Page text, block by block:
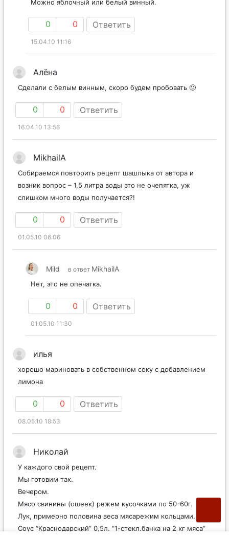
Можно яблочный или белый винный.
0 0 Ответить
15.04.10 11:16
Алёна
Сделали с белым винным, скоро будем пробовать 🙂
0 0 Ответить
16.04.10 13:56
MikhailA
Собираемся повторить рецепт шашлыка от автора и
возник вопрос – 1,5 литра воды это не очепятка, уж
слишком много воды получается?!
0 0 Ответить
01.05.10 06:06
Mild в ответ MikhailA
Нет, это не опечатка.
0 0 Ответить
01.05.10 11:30
илья
хорошо мариновать в собственном соку с добавлением
лимона
0 0 Ответить
08.05.10 18:53
Николай
У каждого свой рецепт.
Мы готовим так.
Вечером.
Мясо свинины (ошеек) режем кусочками по 50-60г.
Лук, примерно половина веса мясарежим кольцами.
Соус “Краснодарский” 0,5л. “1-стекл.банка на 2 кг мяса”